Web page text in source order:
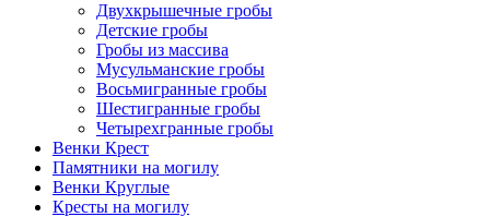
Двухкрышечные гробы
Детские гробы
Гробы из массива
Мусульманские гробы
Восьмигранные гробы
Шестигранные гробы
Четырехгранные гробы
Венки Крест
Памятники на могилу
Венки Круглые
Кресты на могилу